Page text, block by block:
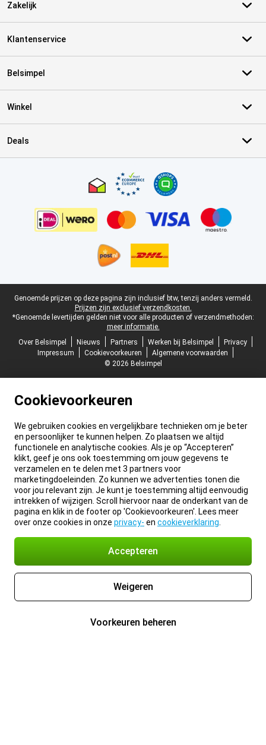
Zakelijk
Klantenservice
Belsimpel
Winkel
Deals
Juridische voettekst
Genoemde prijzen op deze pagina zijn inclusief btw, tenzij anders vermeld.
Prijzen zijn exclusief verzendkosten.
*Genoemde levertijden gelden niet voor alle producten of verzendmethoden:
meer informatie.
Over Belsimpel
Nieuws Partners Werken bij Belsimpel
Privacy
Impressum
Cookievoorkeuren
Algemene voorwaarden
© 2026 Belsimpel
Cookievoorkeuren
We gebruiken cookies en vergelijkbare technieken om je beter
en persoonlijker te kunnen helpen. Zo plaatsen we altijd
functionele en analytische cookies. Als je op “Accepteren”
klikt, geef je ons ook toestemming om jouw gegevens te
verzamelen en te delen met 3 partners voor
marketingdoeleinden. Zo kunnen we advertenties tonen die
voor jou relevant zijn. Je kunt je toestemming altijd eenvoudig
intrekken of wijzigen. Scroll hiervoor naar de onderkant van de
pagina en klik in de footer op 'Cookievoorkeuren'. Lees meer
over onze cookies in onze privacy- en cookieverklaring
Accepteren
Weigeren
Voorkeuren beheren